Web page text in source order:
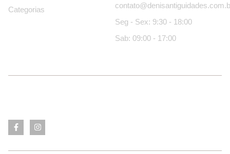
Categorias
Seg - Sex: 9:30 - 18:00
Sab: 09:00 - 17:00